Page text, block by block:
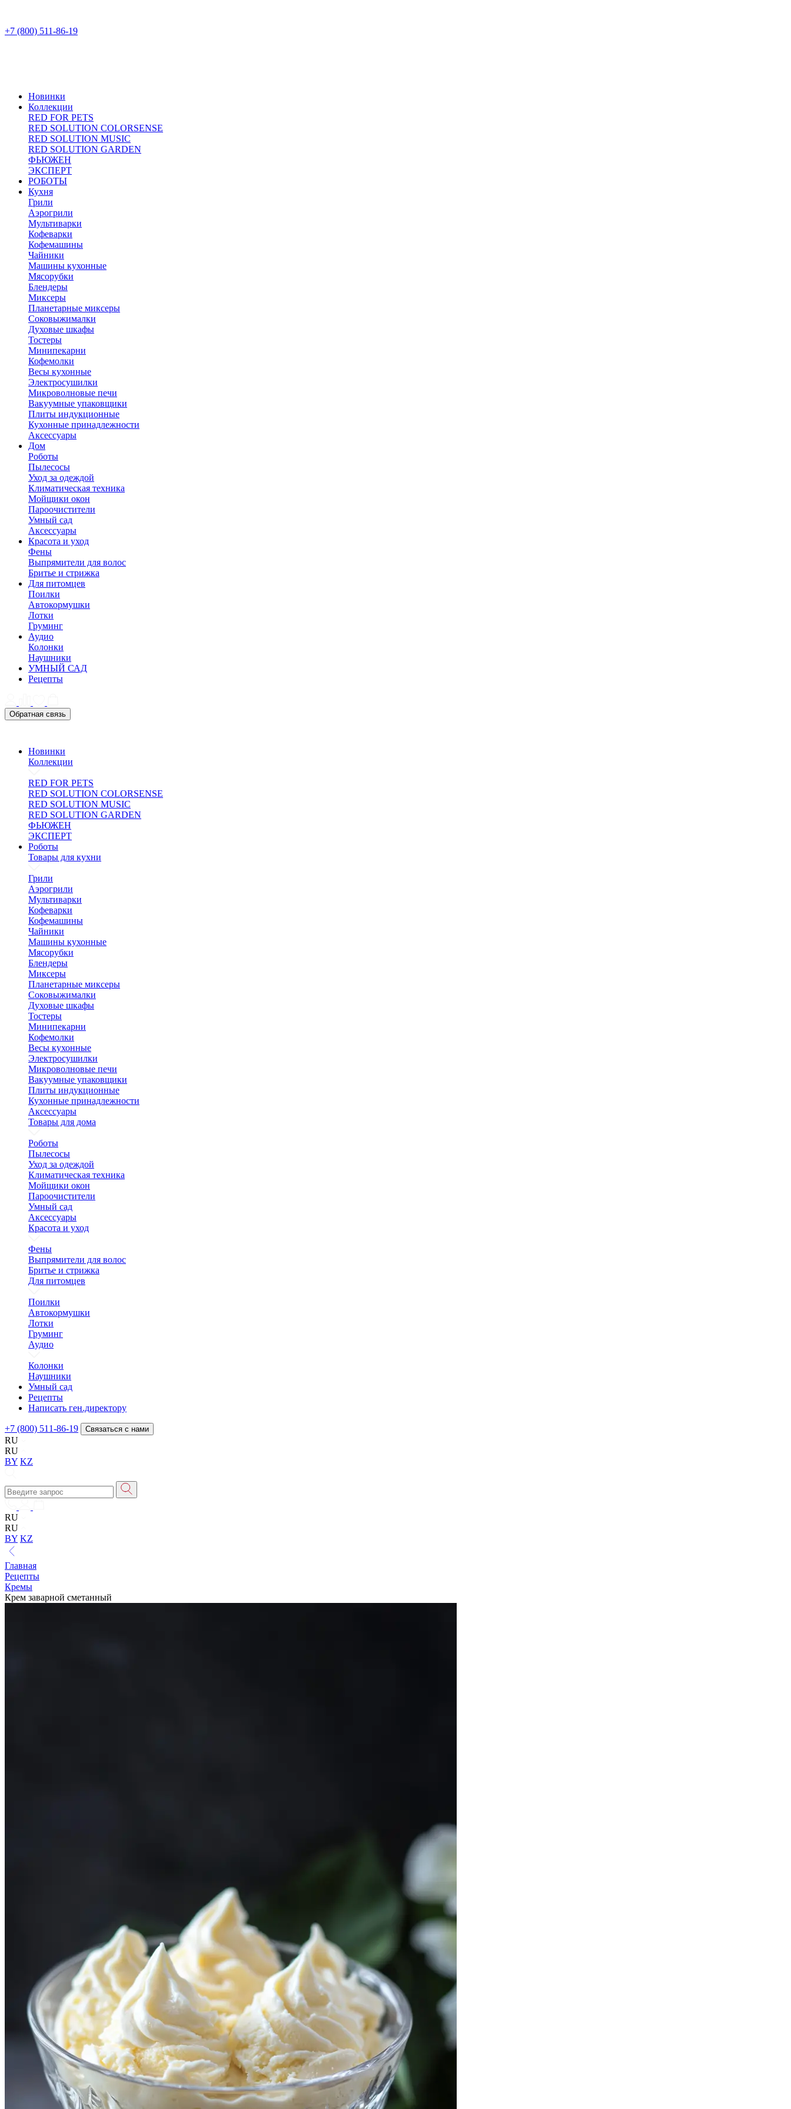
+7 (800) 511-86-19
Новинки
Коллекции
RED FOR PETS
RED SOLUTION COLORSENSE
RED SOLUTION MUSIC
RED SOLUTION GARDEN
ФЬЮЖЕН
ЭКСПЕРТ
РОБОТЫ
Кухня
Грили
Аэрогрили
Мультиварки
Кофеварки
Кофемашины
Чайники
Машины кухонные
Мясорубки
Блендеры
Миксеры
Планетарные миксеры
Соковыжималки
Духовые шкафы
Тостеры
Минипекарни
Кофемолки
Весы кухонные
Электросушилки
Микроволновые печи
Вакуумные упаковщики
Плиты индукционные
Кухонные принадлежности
Аксессуары
Дом
Роботы
Пылесосы
Уход за одеждой
Климатическая техника
Мойщики окон
Пароочистители
Умный сад
Аксессуары
Красота и уход
Фены
Выпрямители для волос
Бритье и стрижка
Для питомцев
Поилки
Автокормушки
Лотки
Груминг
Аудио
Колонки
Наушники
УМНЫЙ САД
Рецепты
Обратная связь
Новинки
Коллекции
RED FOR PETS
RED SOLUTION COLORSENSE
RED SOLUTION MUSIC
RED SOLUTION GARDEN
ФЬЮЖЕН
ЭКСПЕРТ
Роботы
Товары для кухни
Грили
Аэрогрили
Мультиварки
Кофеварки
Кофемашины
Чайники
Машины кухонные
Мясорубки
Блендеры
Миксеры
Планетарные миксеры
Соковыжималки
Духовые шкафы
Тостеры
Минипекарни
Кофемолки
Весы кухонные
Электросушилки
Микроволновые печи
Вакуумные упаковщики
Плиты индукционные
Кухонные принадлежности
Аксессуары
Товары для дома
Роботы
Пылесосы
Уход за одеждой
Климатическая техника
Мойщики окон
Пароочистители
Умный сад
Аксессуары
Красота и уход
Фены
Выпрямители для волос
Бритье и стрижка
Для питомцев
Поилки
Автокормушки
Лотки
Груминг
Аудио
Колонки
Наушники
Умный сад
Рецепты
Написать ген.директору
+7 (800) 511-86-19 Связаться с нами
RU
RU
BY KZ
RU
RU
BY KZ
Главная
Рецепты
Кремы
Крем заварной сметанный